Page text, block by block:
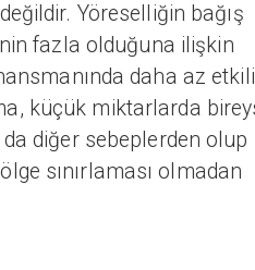
Yöreselliğin bağış
fazla olduğuna ilişkin
daha az
küçük miktarlarda
diğer sebeplerden olup
sınırlaması olmadan